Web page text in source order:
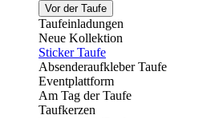
Vor der Taufe
Taufeinladungen
Neue Kollektion
Sticker Taufe
Absenderaufkleber Taufe
Eventplattform
Am Tag der Taufe
Taufkerzen